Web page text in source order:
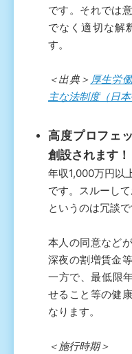
です。それでは
でなく適切な解
す。
＜出典＞ 厚生労
主な法制度（日
高度プロフェ
創設されます！
年収1,000万円以
です。スルーして
というのは冗談で
本人の同意など
深夜の割増賃金
一方で、最低限
せること等の健
なります。
＜施行時期＞